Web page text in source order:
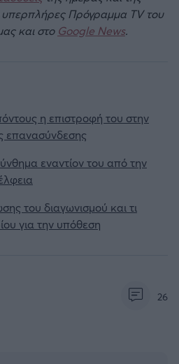
Πρόγραμμα TV του
και στο Google News.
η επιστροφή του στην
εναντίον του από την
του διαγωνισμού και τι
για την υπόθεση
26